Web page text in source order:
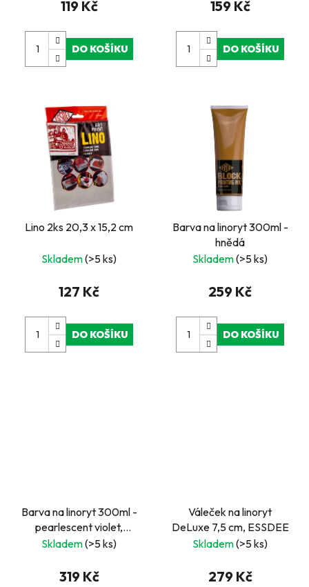
119 Kč
DO KOŠÍKU
159 Kč
DO KOŠÍKU
Lino 2ks 20,3 x 15,2 cm
Skladem(>5 ks)
127 Kč
DO KOŠÍKU
Barva na linoryt 300ml -
hnědá
Skladem(>5 ks)
259 Kč
DO KOŠÍKU
Barva na linoryt 300ml -
pearlescent violet,
perleťová fialková
Skladem(>5 ks)
319 Kč
Váleček na linoryt
DeLuxe 7,5 cm, ESSDEE
Skladem(>5 ks)
279 Kč